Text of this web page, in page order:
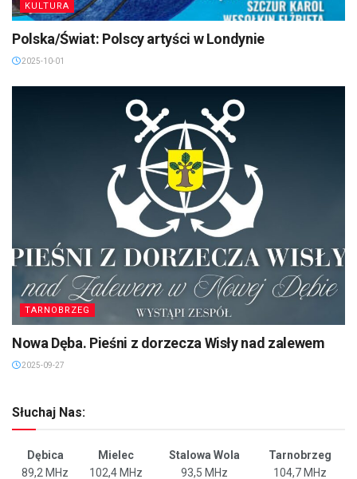
KULTURA
Polska/Świat: Polscy artyści w Londynie
2025-10-01
TARNOBRZEG
Nowa Dęba. Pieśni z dorzecza Wisły nad zalewem
2025-09-27
Słuchaj Nas:
Dębica Mielec Stalowa Wola
Tarnobrzeg
89,2 MHz
102,4 MHz 93,5 MHz 104,7 MHz